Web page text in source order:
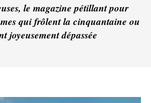
le magazine pétillant pour
qui frôlent la cinquantaine ou
joyeusement dépassée